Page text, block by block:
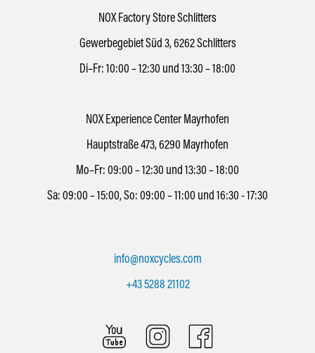
NOX Factory Store Schlitters
Gewerbegebiet Süd 3, 6262 Schlitters
Di–Fr: 10:00 – 12:30 und 13:30 – 18:00
NOX Experience Center Mayrhofen
Hauptstraße 473, 6290 Mayrhofen
Mo–Fr: 09:00 – 12:30 und 13:30 – 18:00
Sa: 09:00 – 15:00, So: 09:00 – 11:00 und 16:30 - 17:30
info@noxcycles.com
+43 5288 21102